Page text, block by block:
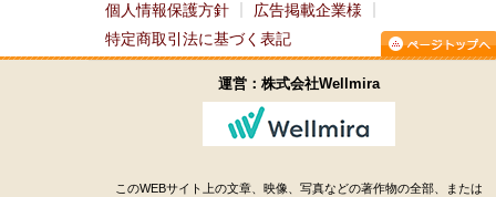
個人情報保護方針
広告掲載企業様
特定商取引法に基づく表記
運営：株式会社Wellmira
このWEBサイト上の文章、映像、写真などの著作物の全部、または